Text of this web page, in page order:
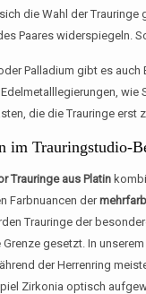
die Wahl der
Paares widerspiegeln.
Palladium gibt es
die die Trauringe erst
im Trauringstudio-
Trauringe aus Platin
Farbnuancen der
Trauringe der
gesetzt. In
der Herrenring
Zirkonia optisch